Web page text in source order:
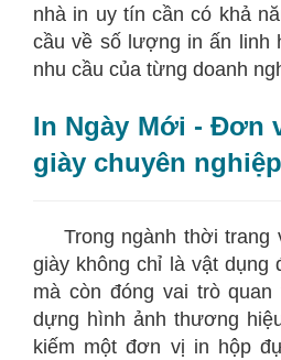
nhà in uy tín cần có khả
cầu về số lượng in ấn linh
nhu cầu của từng doanh
In Ngày Mới - Đơn
giày chuyên
Trong ngành thời trang
giày không chỉ là vật dụng
mà còn đóng vai trò
dựng hình ảnh thương
kiếm một đơn vị in hộp